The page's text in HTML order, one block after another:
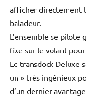
afficher directement
baladeur.
L’ensemble se pilote
fixe sur le volant
Le transdock Deluxe
un » très ingénieux
d’un dernier